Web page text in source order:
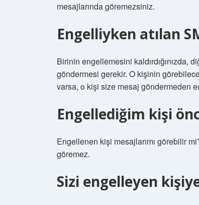
mesajlarında göremezsiniz.
Engelliyken atılan
Birinin engellemesini kaldırdığınızda,
göndermesi gerekir. O kişinin
varsa, o kişi size mesaj göndermeden
Engellediğim kişi
Engellenen kişi mesajlarımı görebilir
göremez.
Sizi engelleyen